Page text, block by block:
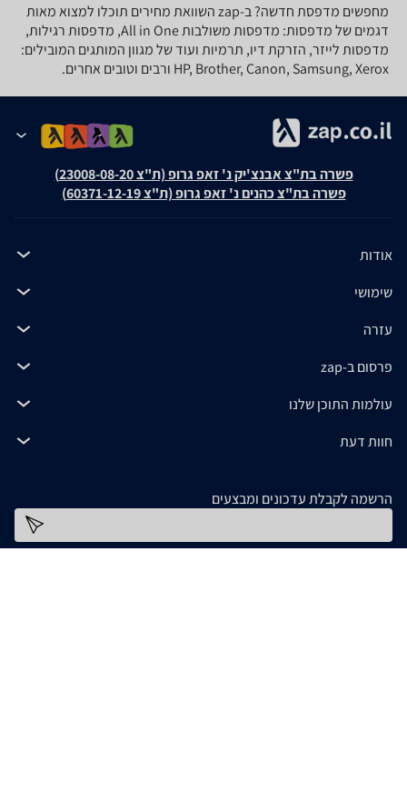
מחפשים מדפסת חדשה? ב-zap השוואת מחירים תוכלו למצוא מאות
דגמים של מדפסות: מדפסות משולבות All in One, מדפסות רגילות,
מדפסות לייזר, הזרקת דיו, תרמיות ועוד של מגוון המותגים המובילים:
HP, Brother, Canon, Samsung, Xerox ורבים וטובים אחרים.
פשרה בת"צ אבנצ'יק נ' זאפ גרופ (ת"צ 23008-08-20)
פשרה בת"צ כהנים נ' זאפ גרופ (ת"צ 60371-12-19)
אודות
שימושי
עזרה
פרסום ב-zap
עולמות התוכן שלנו
חוות דעת
הרשמה לקבלת עדכונים ומבצעים